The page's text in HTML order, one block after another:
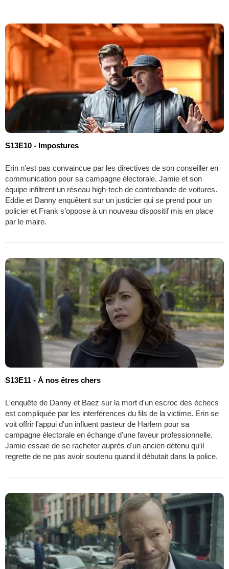
S13E10 - Impostures
Erin n’est pas convaincue par les directives de son conseiller en
communication pour sa campagne électorale. Jamie et son
équipe infiltrent un réseau high-tech de contrebande de voitures.
Eddie et Danny enquêtent sur un justicier qui se prend pour un
policier et Frank s’oppose à un nouveau dispositif mis en place
par le maire.
S13E11 - À nos êtres chers
L'enquête de Danny et Baez sur la mort d'un escroc des échecs
est compliquée par les interférences du fils de la victime. Erin se
voit offrir l'appui d'un influent pasteur de Harlem pour sa
campagne électorale en échange d'une faveur professionnelle.
Jamie essaie de se racheter auprès d'un ancien détenu qu'il
regrette de ne pas avoir soutenu quand il débutait dans la police.